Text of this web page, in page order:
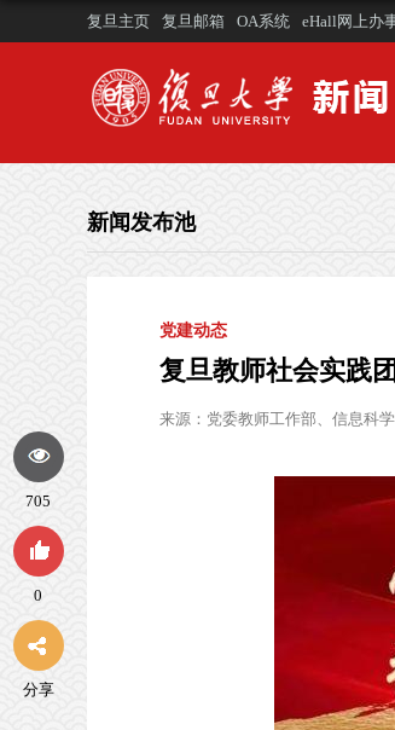
复旦主页 复旦邮箱 OA系统 eHall网上办
新闻发布池
党建动态
复旦教师社会实践
来源： 党委教师工作部、信息科
705
0
分享